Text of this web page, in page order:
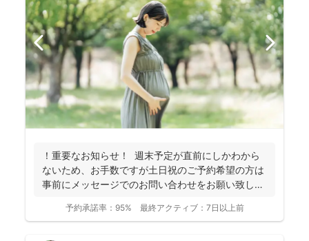
！重要なお知らせ！ 週末予定が直前にしかわから
ないため、お手数ですが土日祝のご予約希望の方は
事前にメッセージでのお問い合わせをお願い致しま
予約承諾率： 95% 最終アクティブ： 7日以上前